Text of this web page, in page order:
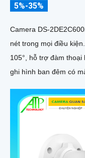
5%-35%
Camera DS-
nét trong mọi điều kiện. Góc xoay linh hoạt Pan 340° và Tilt
105°, hỗ trợ đàm thoại
ghi hình ban đêm có